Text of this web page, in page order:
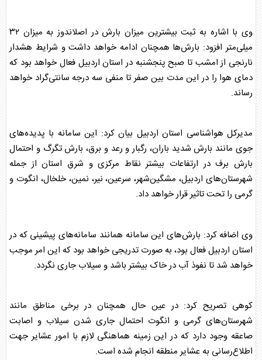
وی با اشاره به ثبت بیشترین میزان بارش در اصلاندوز به میزان ۳۲
میلی‌متر افزود: بارش‌ها همچنان ادامه خواهد داشت و شرایط هشدار
نارنجی از امشب تا صبح پنجشنبه در استان اردبیل فعال خواهد بود که
دمای هوا را در این مدت بین صفر تا منفی سه درجه سانتی‌گراد خواهد
رساند.
مدیرکل هواشناسی استان اردبیل بیان کرد: این سامانه با پدیده‌های
جوی مانند بارش شدید باران، رگبار و رعد و برق، بارش تگرگ و احتمال
بارش برف در ارتفاعات بیشتر نقاط مرکزی و شرق استان از جمله
شهرستان‌های اردبیل، مشگین‌شهر، سرعین، نیر، نمین، خلخال، انگوت و
گرمی را تحت تاثیر قرار خواهد داد.
وی اضافه کرد: بارش‌های این سامانه همانند سامانه‌های پیشینی که در
استان اردبیل فعال بود، به صورت تدریجی خواهد بود که این امر موجب
خواهد شد تا نفوذ آب در خاک بیشتر باشد و سیلاب جاری نگردد.
کوهی تصریح کرد: در عین حال همچنان در برخی مناطق مانند
شهرستان‌های گرمی و انگوت احتمال جاری شدن سیلاب و اصابت
صاعقه وجود دارد که در این زمینه هماهنگی لازم با امور عشایر جهت
اطلاع‌رسانی به عشایر منطقه انجام شده است.